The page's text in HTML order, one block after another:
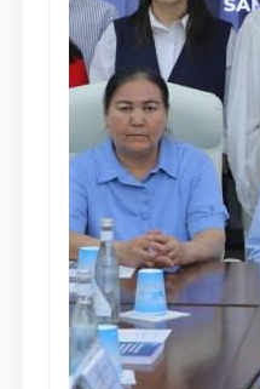
Ism va familiyangiz
Telefon raqamingiz
Pochta